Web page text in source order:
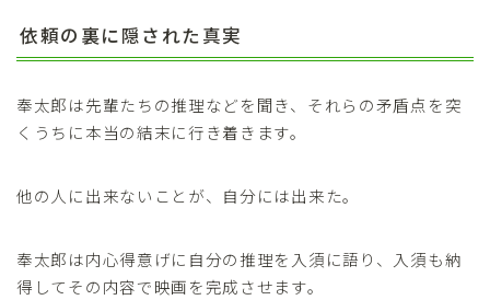
依頼の裏に隠された真実
奉太郎は先輩たちの推理などを聞き、それらの矛盾点を突
くうちに本当の結末に行き着きます。
他の人に出来ないことが、自分には出来た。
奉太郎は内心得意げに自分の推理を入須に語り、入須も納
得してその内容で映画を完成させます。